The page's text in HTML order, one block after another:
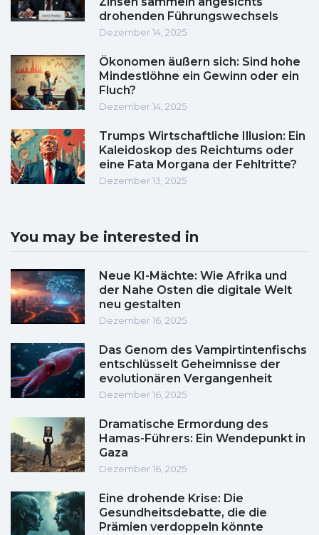
drohenden Führungswechsels
Dezember 14, 2025
Ökonomen äußern sich: Sind hohe
Mindestlöhne ein Gewinn oder ein
Fluch?
Dezember 14, 2025
Trumps Wirtschaftliche Illusion: Ein
Kaleidoskop des Reichtums oder
eine Fata Morgana der Fehltritte?
Dezember 13, 2025
You may be interested in
Neue KI-Mächte: Wie Afrika und
der Nahe Osten die digitale Welt
neu gestalten
Dezember 16, 2025
Das Genom des Vampirtintenfischs
entschlüsselt Geheimnisse der
evolutionären Vergangenheit
Dezember 16, 2025
Dramatische Ermordung des
Hamas-Führers: Ein Wendepunkt in
Gaza
Dezember 16, 2025
Eine drohende Krise: Die
Gesundheitsdebatte, die die
Prämien verdoppeln könnte